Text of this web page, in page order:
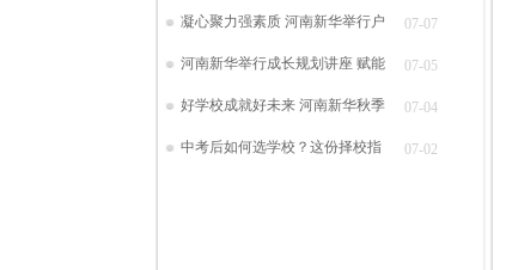
凝心聚力强素质 河南新华举行户 07-07
河南新华举行成长规划讲座 赋能 07-05
好学校成就好未来 河南新华秋季 07-04
中考后如何选学校？这份择校指 07-02